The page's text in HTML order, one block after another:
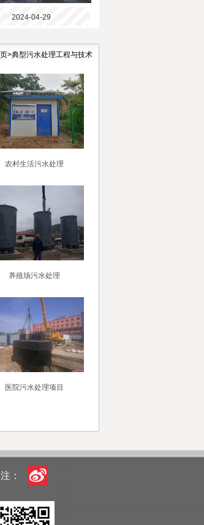
2024-04-29
>典型污水处理工程与技术
农村生活污水处理
养殖场污水处理
医院污水处理项目
：